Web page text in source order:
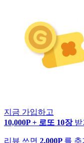
지금 가입하고
10,000P + 로또 10장 받
리뷰 쓰면 2,000P 를 추